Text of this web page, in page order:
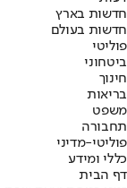
חדשות בארץ
חדשות בעולם
פוליטי
ביטחוני
חינוך
בריאות
משפט
תחבורה
פוליטי-מדיני
כללי ומידע
דף הבית